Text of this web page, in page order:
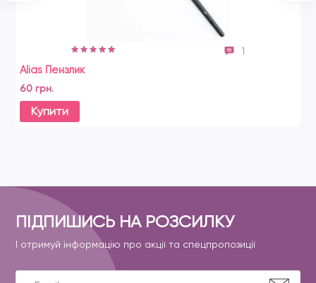
1
Alias Пензлик
60 грн.
Купити
ПІДПИШИСЬ НА РОЗСИЛКУ
І отримуй інформацію про акції та спецпропозиції